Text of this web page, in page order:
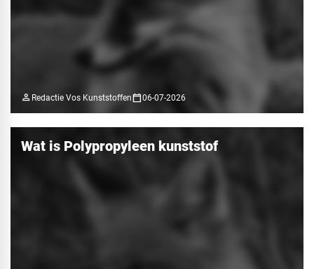
person Redactie Vos Kunststoffencalendar_today06-07-2026
Wat is Polypropyleen kunststof